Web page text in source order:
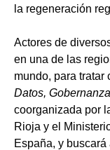
la regeneración
Actores de
en una de las
mundo, para tratar
Datos,
coorganizada por
Rioja y el
España, y